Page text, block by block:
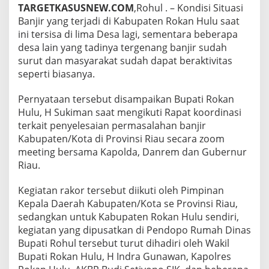
a
l
M
i
n
t
s
y
a
a
k
S
e
l
a
l
u
W
a
TARGETKASUSNEW.COM,Rohul . – Kondisi Situasi
Banjir yang terjadi di Kabupaten Rokan Hulu saat
ini tersisa di lima Desa lagi, sementara beberapa
desa lain yang tadinya tergenang banjir sudah
surut dan masyarakat sudah dapat beraktivitas
seperti biasanya.
Pernyataan tersebut disampaikan Bupati Rokan
Hulu, H Sukiman saat mengikuti Rapat koordinasi
terkait penyelesaian permasalahan banjir
Kabupaten/Kota di Provinsi Riau secara zoom
meeting bersama Kapolda, Danrem dan Gubernur
Riau.
Kegiatan rakor tersebut diikuti oleh Pimpinan
Kepala Daerah Kabupaten/Kota se Provinsi Riau,
sedangkan untuk Kabupaten Rokan Hulu sendiri,
kegiatan yang dipusatkan di Pendopo Rumah Dinas
Bupati Rohul tersebut turut dihadiri oleh Wakil
Bupati Rokan Hulu, H Indra Gunawan, Kapolres